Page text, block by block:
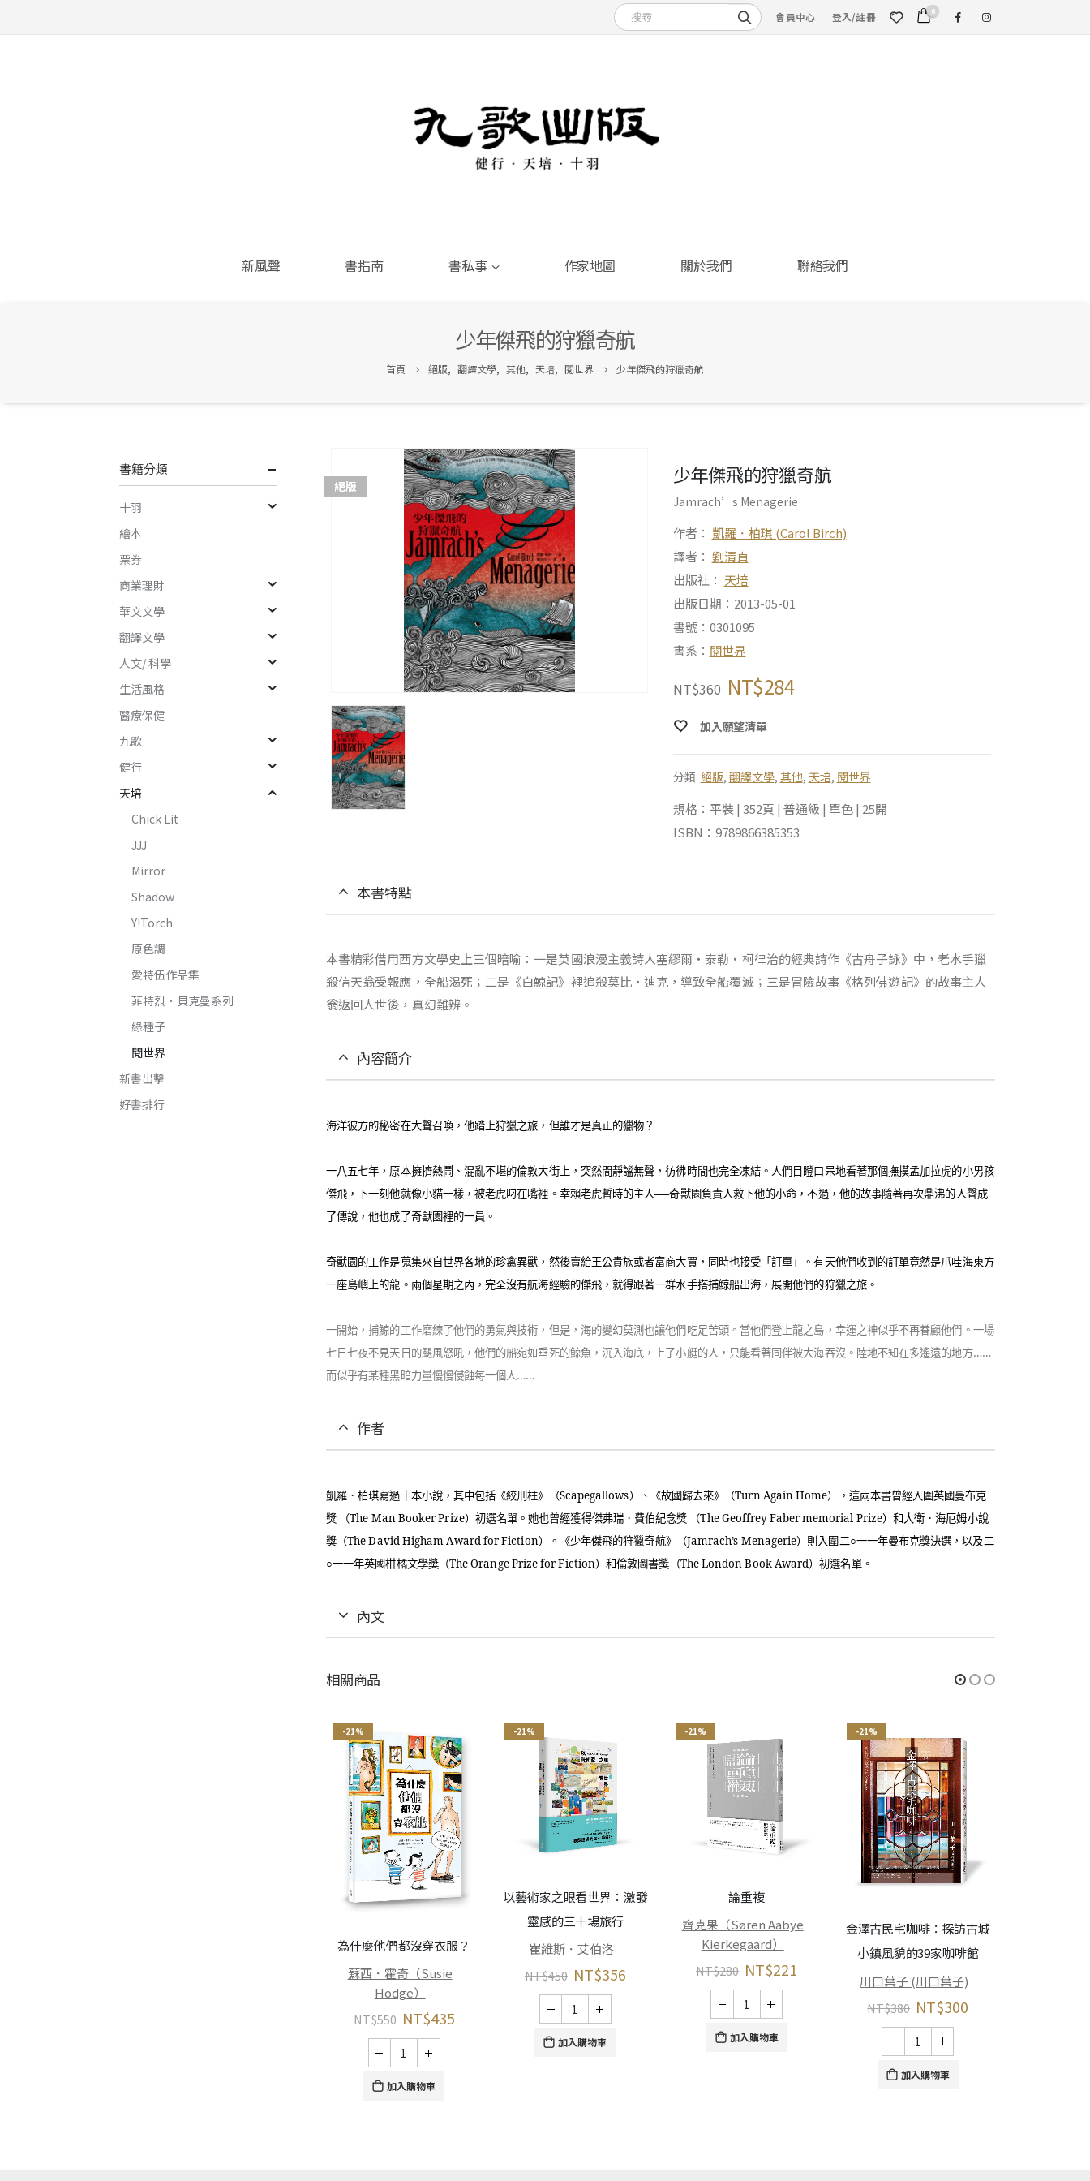
會員中心 登入/註冊 0
新風聲 書指南 書私事 作家地圖 關於我們 聯絡我們
少年傑飛的狩獵奇航
首頁 絕版, 翻譯文學, 其他, 天培, 閱世界 少年傑飛的狩獵奇航
絕版 少年傑飛的狩獵奇航
Jamrach’s Menagerie
作者： 凱羅．柏琪 (Carol Birch)
譯者： 劉清貞
出版社： 天培
出版日期：2013-05-01
書號：0301095
書系： 閱世界
NT$360 NT$284
加入願望清單
分類: 絕版, 翻譯文學, 其他, 天培, 閱世界
規格：平裝 | 352頁 | 普通級 | 單色 | 25開
ISBN：9789866385353
本書特點
本書精彩借用西方文學史上三個暗喻：一是英國浪漫主義詩人塞繆爾‧泰勒‧柯律治的經典詩作《古舟子詠》中，老水手獵
殺信天翁受報應，全船渴死；二是《白鯨記》裡追殺莫比‧迪克，導致全船覆滅；三是冒險故事《格列佛遊記》的故事主人
翁返回人世後，真幻難辨。
內容簡介
海洋彼方的秘密在大聲召喚，他踏上狩獵之旅，但誰才是真正的獵物？
一八五七年，原本擁擠熱鬧、混亂不堪的倫敦大街上，突然間靜謐無聲，彷彿時間也完全凍結。人們目瞪口呆地看著那個撫摸孟加拉虎的小男孩
傑飛，下一刻他就像小貓一樣，被老虎叼在嘴裡。幸賴老虎暫時的主人──奇獸園負責人救下他的小命，不過，他的故事隨著再次鼎沸的人聲成
了傳說，他也成了奇獸園裡的一員。
奇獸園的工作是蒐集來自世界各地的珍禽異獸，然後賣給王公貴族或者富商大賈，同時也接受「訂單」。有天他們收到的訂單竟然是爪哇海東方
一座島嶼上的龍。兩個星期之內，完全沒有航海經驗的傑飛，就得跟著一群水手搭捕鯨船出海，展開他們的狩獵之旅。
一開始，捕鯨的工作磨練了他們的勇氣與技術，但是，海的變幻莫測也讓他們吃足苦頭。當他們登上龍之島，幸運之神似乎不再眷顧他們。一場
七日七夜不見天日的颶風怒吼，他們的船宛如垂死的鯨魚，沉入海底，上了小艇的人，只能看著同伴被大海吞沒。陸地不知在多遙遠的地方……
而似乎有某種黑暗力量慢慢侵蝕每一個人……
作者
凱羅．柏琪寫過十本小說，其中包括《絞刑柱》（Scapegallows）、《故國歸去來》（Turn Again Home），這兩本書曾經入圍英國曼布克
獎 （The Man Booker Prize）初選名單。她也曾經獲得傑弗瑞．費伯紀念獎 （The Geoffrey Faber memorial Prize）和大衛．海厄姆小說
獎（The David Higham Award for Fiction）。《少年傑飛的狩獵奇航》（Jamrach’s Menagerie）則入圍二○一一年曼布克獎決選，以及二
○一一年英國柑橘文學獎（The Orange Prize for Fiction）和倫敦圖書獎（The London Book Award）初選名單。
內文
相關商品
-21%
為什麼他們都沒穿衣服？
蘇西．霍奇（Susie
Hodge）
NT$550 NT$435
加入購物車
-21%
以藝術家之眼看世界：激發
靈感的三十場旅行
崔維斯．艾伯洛
NT$450 NT$356
加入購物車
-21%
論重複
齊克果（Søren Aabye
Kierkegaard）
NT$280 NT$221
加入購物車
-21%
金澤古民宅咖啡：探訪古城
小鎮風貌的39家咖啡館
川口葉子 (川口葉子)
NT$380 NT$300
加入購物車
書籍分類
十羽
繪本
票券
商業理財
華文文學
翻譯文學
人文/ 科學
生活風格
醫療保健
九歌
健行
天培
Chick Lit
JJJ
Mirror
Shadow
Y!Torch
原色調
愛特伍作品集
菲特烈．貝克曼系列
綠種子
閱世界
新書出擊
好書排行